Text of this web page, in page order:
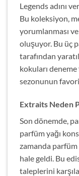
Legends adını
Bu koleksiyon,
yorumlanması
oluşuyor. Bu üç
tarafından
kokuları
sezonunun
Extraits Neden
Son dönemde,
parfüm yağı
zamanda
hale geldi. Bu
taleplerini